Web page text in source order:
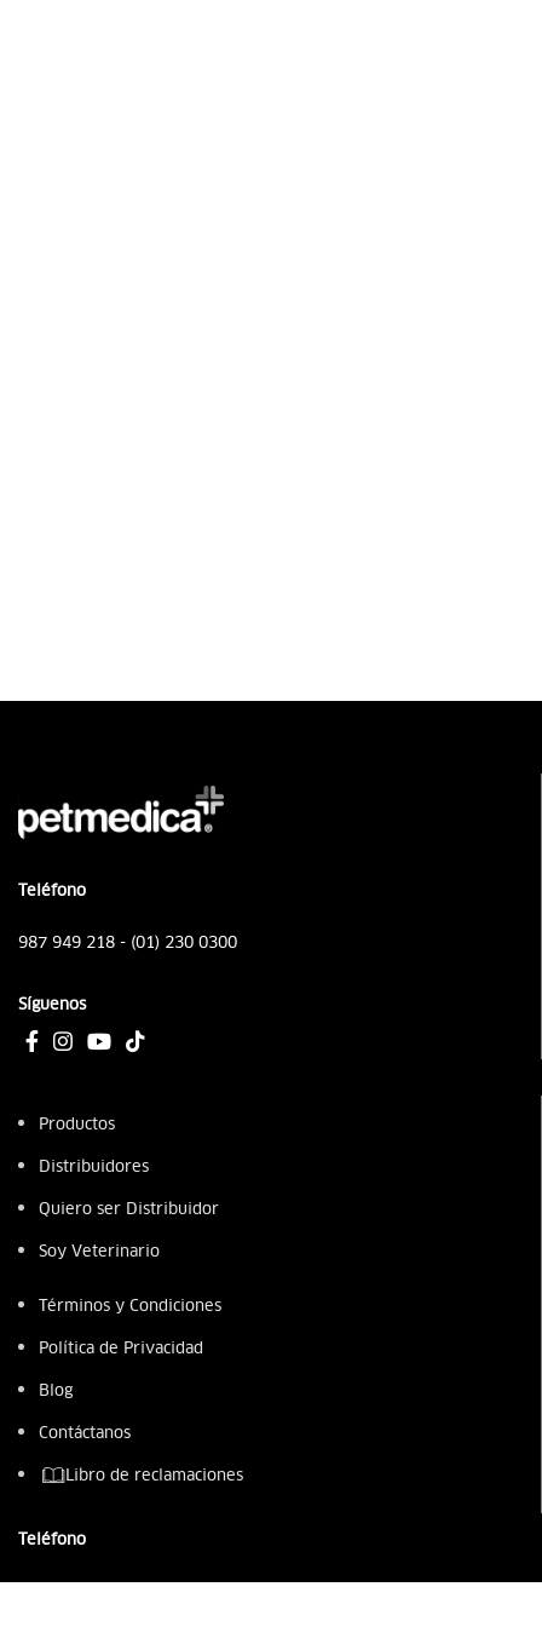
Teléfono
987 949 218 - (01) 230 0300
Síguenos
Productos
Distribuidores
Quiero ser Distribuidor
Soy Veterinario
Términos y Condiciones
Política de Privacidad
Blog
Contáctanos
Libro de reclamaciones
Teléfono